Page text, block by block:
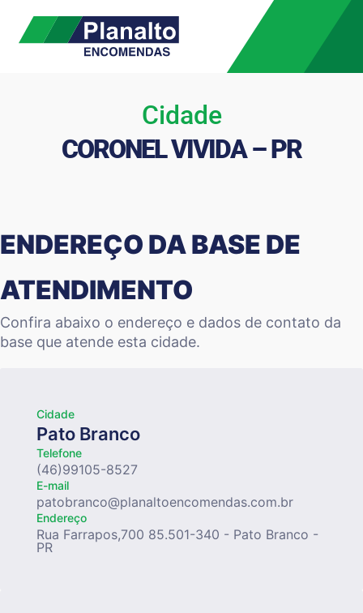
Cidade
CORONEL VIVIDA – PR
ENDEREÇO DA BASE DE
ATENDIMENTO
Confira abaixo o endereço e dados de contato da
base que atende esta cidade.
Cidade
Pato Branco
Telefone
(46)99105-8527
E-mail
patobranco@planaltoencomendas.com.br
Endereço
Rua Farrapos,700 85.501-340 - Pato Branco -
PR